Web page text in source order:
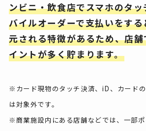
ンビニ・飲食店でスマホのタ
バイルオーダーで支払いをす
元される特徴があるため、店
イントが多く貯まります。
※カード現物のタッチ決済、iD、カード
は対象外です。
※商業施設内にある店舗などでは、一部